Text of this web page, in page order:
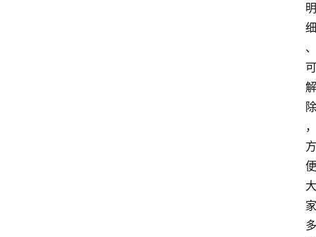
明
细
、
可
解
除
，
方
便
大
家
多